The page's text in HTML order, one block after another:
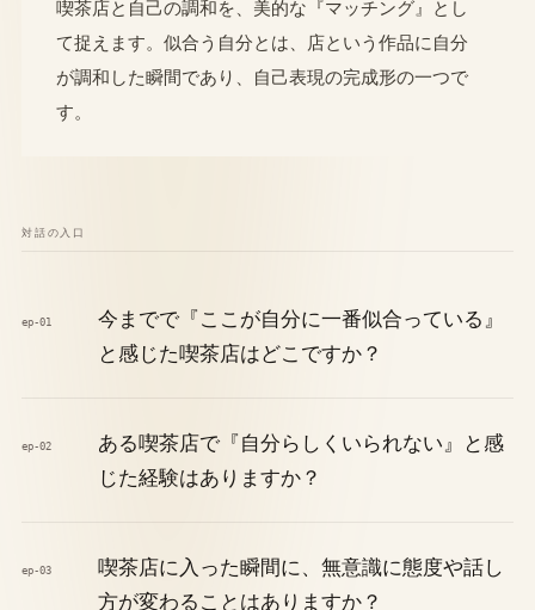
喫茶店と自己の調和を、美的な『マッチング』とし
て捉えます。似合う自分とは、店という作品に自分
が調和した瞬間であり、自己表現の完成形の一つで
す。
対話の入口
ep-01
今までで『ここが自分に一番似合っている』
と感じた喫茶店はどこですか？
ep-02
ある喫茶店で『自分らしくいられない』と感
じた経験はありますか？
ep-03
喫茶店に入った瞬間に、無意識に態度や話し
方が変わることはありますか？